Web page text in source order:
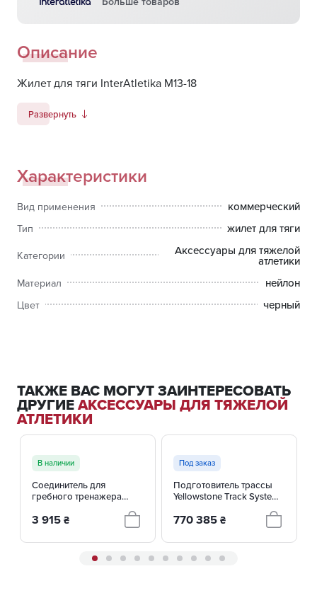
Описание
Жилет для тяги InterAtletika M13-18
Развернуть
Характеристики
Вид применения коммерческий
Тип жилет для тяги
Категории Аксессуары для тяжелой
атлетики
Материал нейлон
Цвет черный
ТАКЖЕ ВАС МОГУТ ЗАИНТЕРЕСОВАТЬ
ДРУГИЕАКСЕССУАРЫ ДЛЯ ТЯЖЕЛОЙ
АТЛЕТИКИ
В наличии
Соединитель для
гребного тренажера
3 915 ₴
Под заказ
Подготовитель трассы
Yellowstone Track Systems
лыжепрокладчиком
770 385 ₴